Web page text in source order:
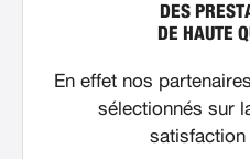
DES
DE HAUTE
En effet nos
sélectionnés sur
satisfaction